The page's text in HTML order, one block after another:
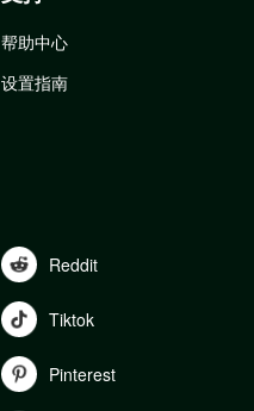
帮助中心
设置指南
Reddit
Tiktok
Pinterest